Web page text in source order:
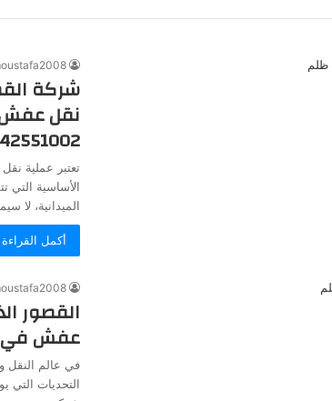
شركة
نقل عفش
تعتبر عملية
الأساسية التي
الميدانية، لا
أكمل
القصور
عفش في ظلم
في عالم النقل
التحديات التي